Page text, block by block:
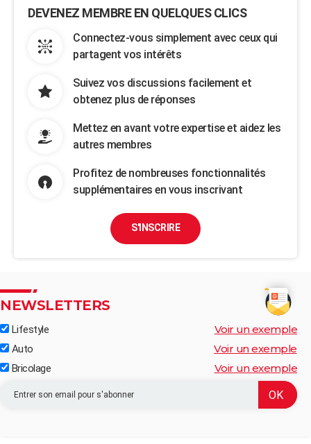
DEVENEZ MEMBRE EN QUELQUES CLICS
Connectez-vous simplement avec ceux qui
partagent vos intérêts
Suivez vos discussions facilement et
obtenez plus de réponses
Mettez en avant votre expertise et aidez les
autres membres
Profitez de nombreuses fonctionnalités
supplémentaires en vous inscrivant
S'INSCRIRE
NEWSLETTERS
Lifestyle Voir un exemple
Auto Voir un exemple
Bricolage Voir un exemple